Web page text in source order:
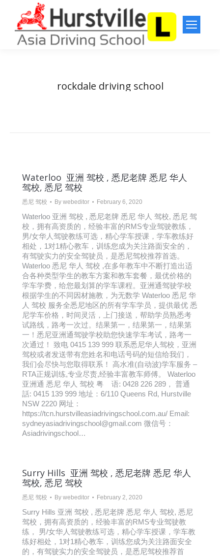
rockdale driving school
Waterloo 亚洲 驾校 , 悉尼老牌 悉尼 华人
驾校, 悉尼 驾校
悉尼 驾校 By webeditor February 6, 2020
Waterloo 亚洲 驾校 , 悉尼老牌 悉尼 华人 驾校, 悉尼 驾
校，拥有高资质的，经验丰富的RMS专业驾驶教练，
男/女华人驾驶教练可选，精心学车授课，学车教练好
相处，1对1精心教车，训练您成为关注路面安全的，
有驾驶实力的安全驾驶员，是悉尼驾校推荐首选。
Waterloo 悉尼 华人 驾校 ,在多年教车中不断打造出适
合各种类型学生的教车方案和教车套餐，最优价格的
学车学费，给您最划算的学车课程。亚洲通驾驶学校
根据学生的不同因材施教，为无数学 Waterloo 悉尼 华
人 驾校 服务全悉尼地区的所有学车学员，提供最优 悉
尼学车价格，时间灵活，上门接送，帮助学员熟悉考
试路线，路考一次过。结果第一，结果第一，结果第
一！悉尼亚洲通驾驶学校助您快速学车考试，路考一
次通过！ 致电 0415 139 999 联系悉尼华人驾校，亚洲
驾校或者发送带有您姓名和电话号码的短信给我们，
我们会尽快与您取得联系！ 高水准(自动波)学车服务 –
RTA正规训练,专业尽责,经验丰富教车师傅。 Waterloo
亚洲通 悉尼 华人 驾校 粤 语: 0428 226 289， 普通
話: 0415 139 999 地址：6/110 Queens Rd, Hurstville
NSW 2220 网址：
https://tcn.hurstvilleasiadrivingschool.com.au/ Email:
sydneyasiadrivingschool@gmail.com 微信号：
Asiadrivingschool…
Surry Hills 亚洲 驾校 , 悉尼老牌 悉尼 华人
驾校, 悉尼 驾校
悉尼 驾校 By webeditor February 2, 2020
Surry Hills 亚洲 驾校 , 悉尼老牌 悉尼 华人 驾校, 悉尼
驾校，拥有高资质的，经验丰富的RMS专业驾驶教
练， 男/女华人驾驶教练可选，精心学车授课，学车教
练好相处，1对1精心教车，训练您成为关注路面安全
的，有驾驶实力的安全驾驶员，是悉尼驾校推荐首